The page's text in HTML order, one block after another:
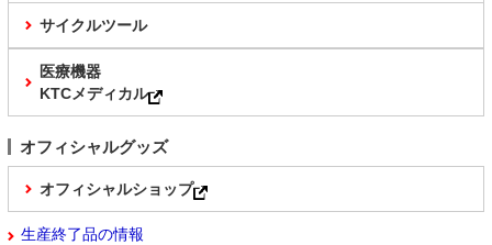
サイクルツール
医療機器
KTCメディカル
オフィシャルグッズ
オフィシャルショップ
生産終了品の情報